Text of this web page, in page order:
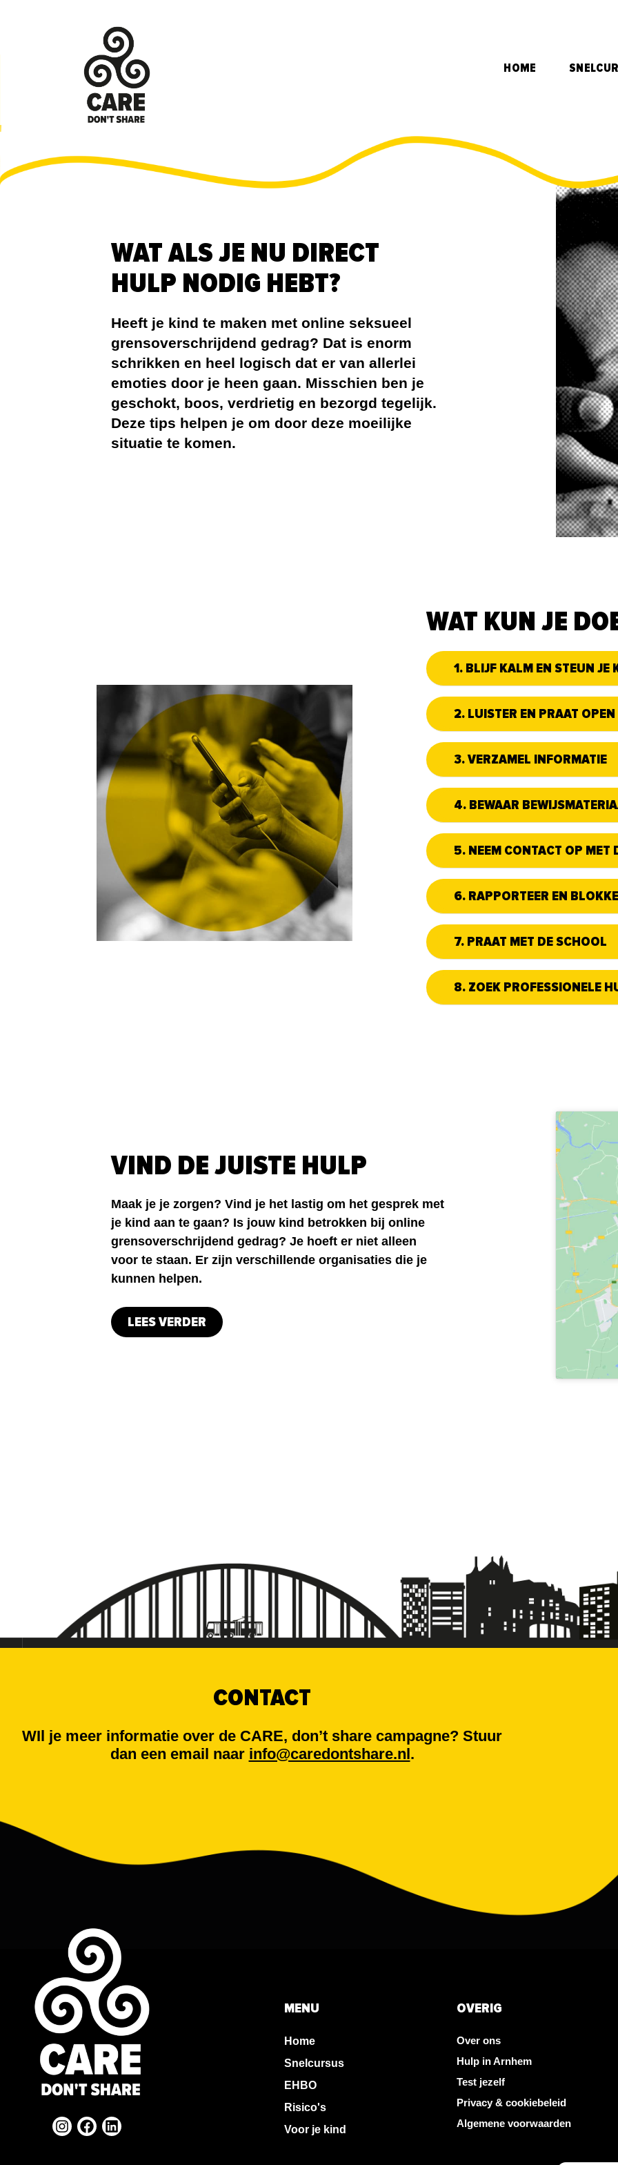
HOME
WAT ALS JE NU DIRECT
HULP NODIG HEBT?
Heeft je kind te maken met online seksueel
grensoverschrijdend gedrag? Dat is enorm
schrikken en heel logisch dat er van allerlei
emoties door je heen gaan. Misschien ben je
geschokt, boos, verdrietig en bezorgd tegelijk.
Deze tips helpen je om door deze moeilijke
situatie te komen.
WAT KUN JE
1. BLIJF KALM EN STEUN JE
2. LUISTER EN PRAAT OPEN
3. VERZAMEL INFORMATIE
4. BEWAAR
5. NEEM CONTACT OP MET
6. RAPPORTEER EN
7. PRAAT MET DE SCHOOL
8. ZOEK PROFESSIONELE
VIND DE JUISTE HULP
Maak je je zorgen? Vind je het lastig om het gesprek met
je kind aan te gaan? Is jouw kind betrokken bij online
grensoverschrijdend gedrag? Je hoeft er niet alleen
voor te staan. Er zijn verschillende organisaties die je
kunnen helpen.
LEES VERDER
CONTACT
WIl je meer informatie over de CARE, don’t share campagne? Stuur
dan een email naar info@caredontshare.nl.
MENU
Home
Snelcursus
EHBO
Risico's
Voor je kind
OVERIG
Over ons
Hulp in Arnhem
Test jezelf
Privacy & cookiebeleid
Algemene voorwaarden